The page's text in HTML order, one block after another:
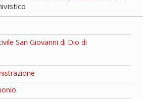
San Giovanni di Dio di